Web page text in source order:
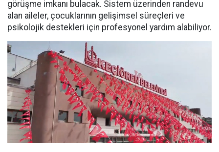
görüşme imkanı bulacak. Sistem üzerinden randevu
alan aileler, çocuklarının gelişimsel süreçleri ve
psikolojik destekleri için profesyonel yardım alabiliyor.